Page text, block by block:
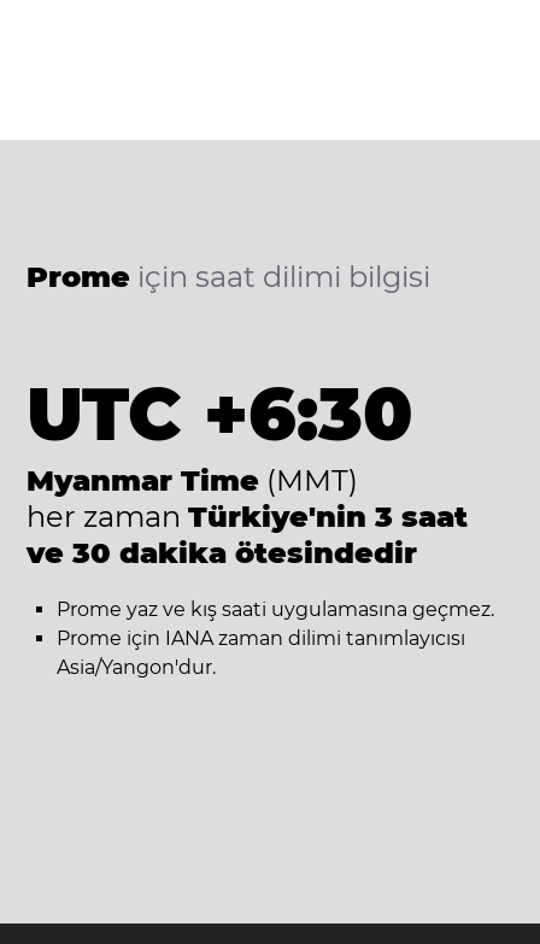
Prome için saat dilimi bilgisi
UTC +6:30
Myanmar Time (MMT)
her zaman Türkiye'nin 3 saat
ve 30 dakika ötesindedir
Prome yaz ve kış saati uygulamasına geçmez.
Prome için IANA zaman dilimi tanımlayıcısı
Asia/Yangon'dur.